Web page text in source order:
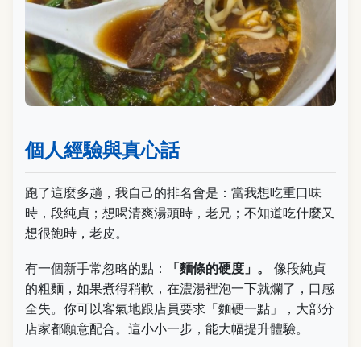
個人經驗與真心話
跑了這麼多趟，我自己的排名會是：當我想吃重口味
時，段純貞；想喝清爽湯頭時，老兄；不知道吃什麼又
想很飽時，老皮。
有一個新手常忽略的點： 「麵條的硬度」。
像段純貞
的粗麵，如果煮得稍軟，在濃湯裡泡一下就爛了，口感
全失。你可以客氣地跟店員要求「麵硬一點」，大部分
店家都願意配合。這小小一步，能大幅提升體驗。